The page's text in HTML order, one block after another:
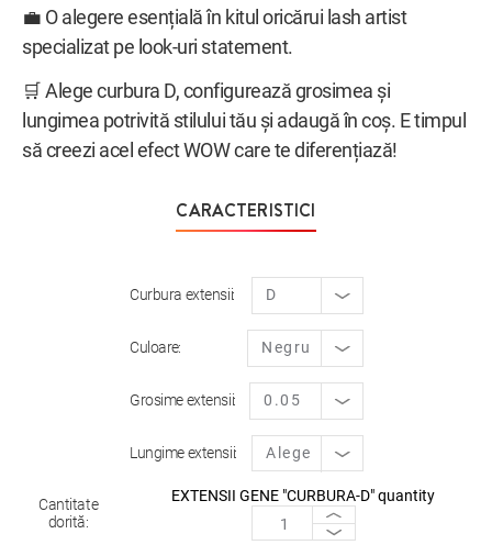
💼 O alegere esențială în kitul oricărui lash artist
specializat pe look-uri statement.
🛒 Alege curbura D, configurează grosimea și
lungimea potrivită stilului tău și adaugă în coș. E timpul
să creezi acel efect WOW care te diferențiază!
CARACTERISTICI
Curbura extensii
Culoare
Grosime extensii
Lungime extensii
Cantitate
dorită:
EXTENSII GENE "CURBURA-D" quantity